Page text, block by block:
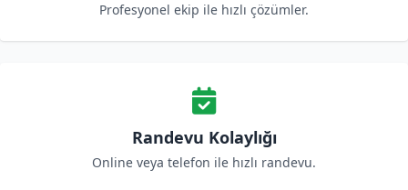
Profesyonel ekip ile hızlı çözümler.
Randevu Kolaylığı
Online veya telefon ile hızlı randevu.